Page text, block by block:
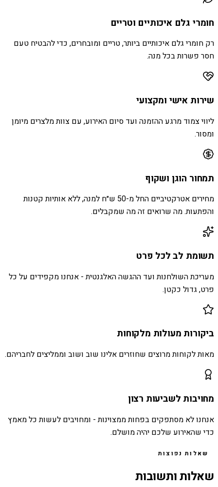
חומרי גלם איכותיים וטריים
רק חומרי גלם איכותיים ביותר, טריים ומובחרים, כדי להבטיח טעם
חסר פשרות בכל מנה.
שירות אישי ומקצועי
ליווי צמוד מרגע ההזמנה ועד סיום האירוע, עם צוות מלצרים מיומן
ומסור.
תמחור הוגן ושקוף
מחירים אטרקטיביים החל מ-50 ש״ח למנה, ללא אותיות קטנות
והפתעות. מה שרואים זה מה שמקבלים.
תשומת לב לכל פרט
מעריכת השולחנות ועד ההגשה האלגנטית - אנחנו מקפידים על כל
פרט, גדול כקטן.
ביקורות מעולות מלקוחות
מאות לקוחות מרוצים שחוזרים אלינו שוב ושוב וממליצים לחבריהם.
מחויבות לשביעות רצון
אנחנו לא מסתפקים בפחות ממצוינות - ומחויבים לעשות כל מאמץ
כדי שהאירוע שלכם יהיה מושלם.
שאלות נפוצות
שאלות ותשובות